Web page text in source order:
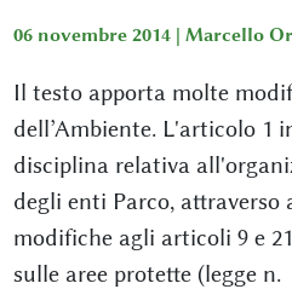
06 novembre 2014 | Marcello
Il testo apporta molte
dell’Ambiente. L'articolo 1
disciplina relativa
degli enti Parco, attraverso
modifiche agli articoli 9 e
sulle aree protette (legge n.